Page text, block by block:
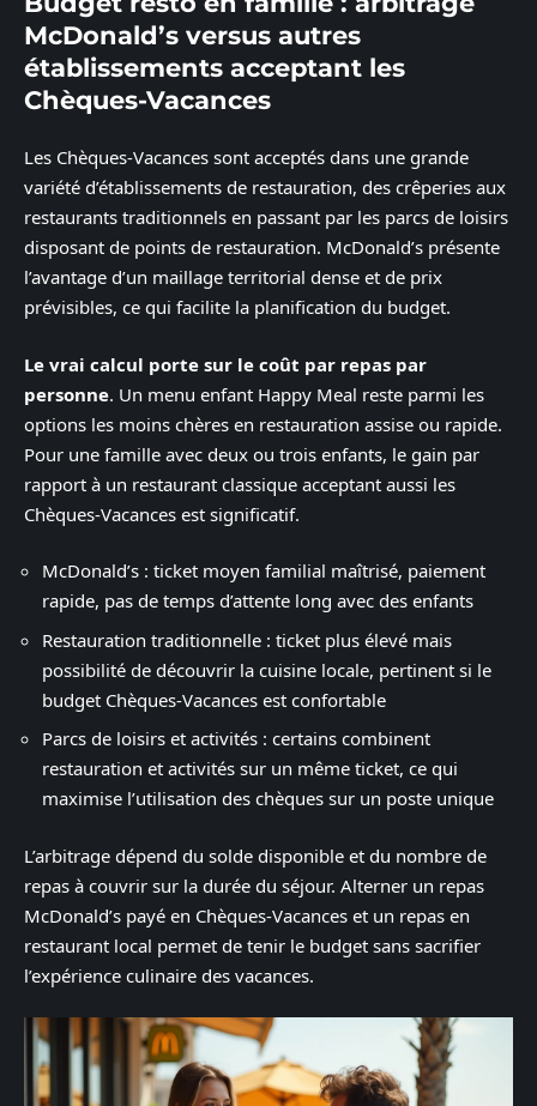
McDonald’s versus autres
établissements acceptant les
Chèques-Vacances
Les Chèques-Vacances sont acceptés dans une grande
variété d’établissements de restauration, des crêperies aux
restaurants traditionnels en passant par les parcs de loisirs
disposant de points de restauration. McDonald’s présente
l’avantage d’un maillage territorial dense et de prix
prévisibles, ce qui facilite la planification du budget.
Le vrai calcul porte sur le coût par repas par
personne. Un menu enfant Happy Meal reste parmi les
options les moins chères en restauration assise ou rapide.
Pour une famille avec deux ou trois enfants, le gain par
rapport à un restaurant classique acceptant aussi les
Chèques-Vacances est significatif.
McDonald’s : ticket moyen familial maîtrisé, paiement
rapide, pas de temps d’attente long avec des enfants
Restauration traditionnelle : ticket plus élevé mais
possibilité de découvrir la cuisine locale, pertinent si le
budget Chèques-Vacances est confortable
Parcs de loisirs et activités : certains combinent
restauration et activités sur un même ticket, ce qui
maximise l’utilisation des chèques sur un poste unique
L’arbitrage dépend du solde disponible et du nombre de
repas à couvrir sur la durée du séjour. Alterner un repas
McDonald’s payé en Chèques-Vacances et un repas en
restaurant local permet de tenir le budget sans sacrifier
l’expérience culinaire des vacances.